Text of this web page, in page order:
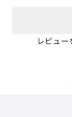
レビュー